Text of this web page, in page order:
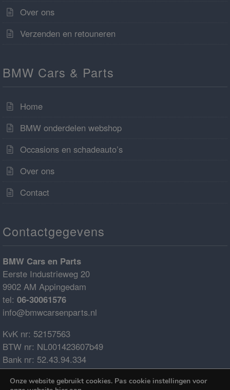
Over ons
Verzenden en retouneren
BMW Cars & Parts
Home
BMW onderdelen webshop
Occasions en schadeauto’s
Over ons
Contact
Contactgegevens
BMW Cars en Parts
Eerste Industrieweg 20
9902 AM Appingedam
tel: 06-30061576
info@bmwcarsenparts.nl
KvK nr: 52157563
BTW nr: NL001423607b49
Bank nr: 52.43.94.334
IBAN: NL68ABNA0524394334
BIC: ABNANL2A
Onze website gebruikt cookies. Pas cookie instellingen voor